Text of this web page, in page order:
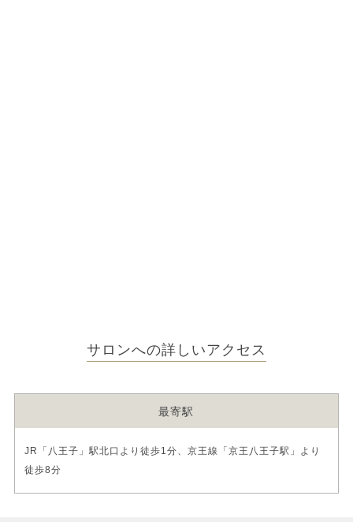
サロンへの詳しいアクセス
最寄駅
JR「八王子」駅北口より徒歩1分、京王線「京王八王子駅」より
徒歩8分